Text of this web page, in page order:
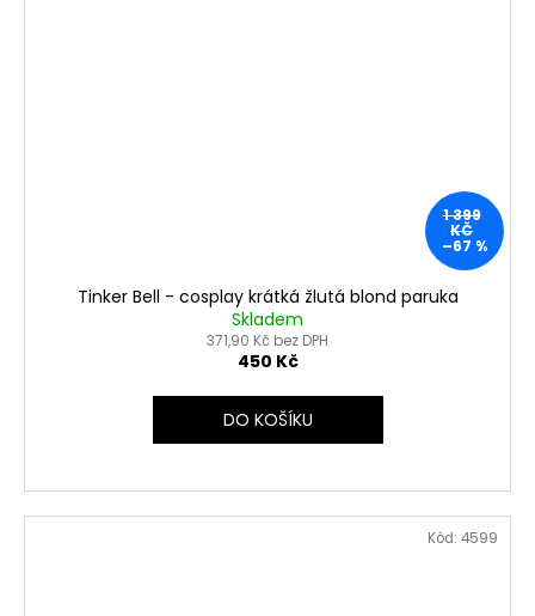
1 399
KČ
–67 %
Tinker Bell - cosplay krátká žlutá blond paruka
Skladem
371,90 Kč bez DPH
450 Kč
DO KOŠÍKU
Kód: 4599